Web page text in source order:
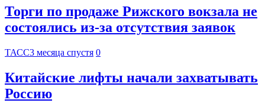
Торги по продаже Рижского вокзала не
состоялись из-за отсутствия заявок
ТАСС3 месяца спустя 0
Китайские лифты начали захватывать
Россию